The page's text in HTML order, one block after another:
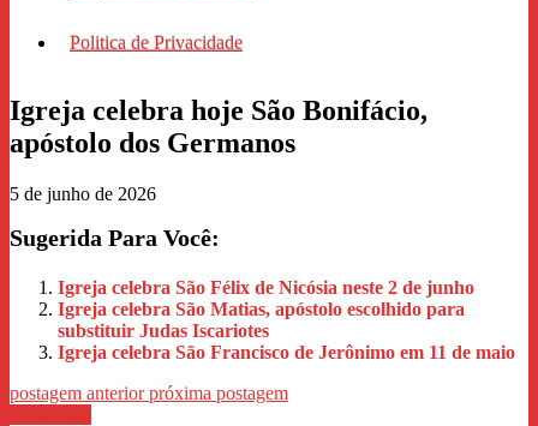
Politica de Privacidade
Igreja celebra hoje São Bonifácio,
apóstolo dos Germanos
5 de junho de 2026
Sugerida Para Você:
Igreja celebra São Félix de Nicósia neste 2 de junho
Igreja celebra São Matias, apóstolo escolhido para
substituir Judas Iscariotes
Igreja celebra São Francisco de Jerônimo em 11 de maio
postagem anteriorpróxima postagem